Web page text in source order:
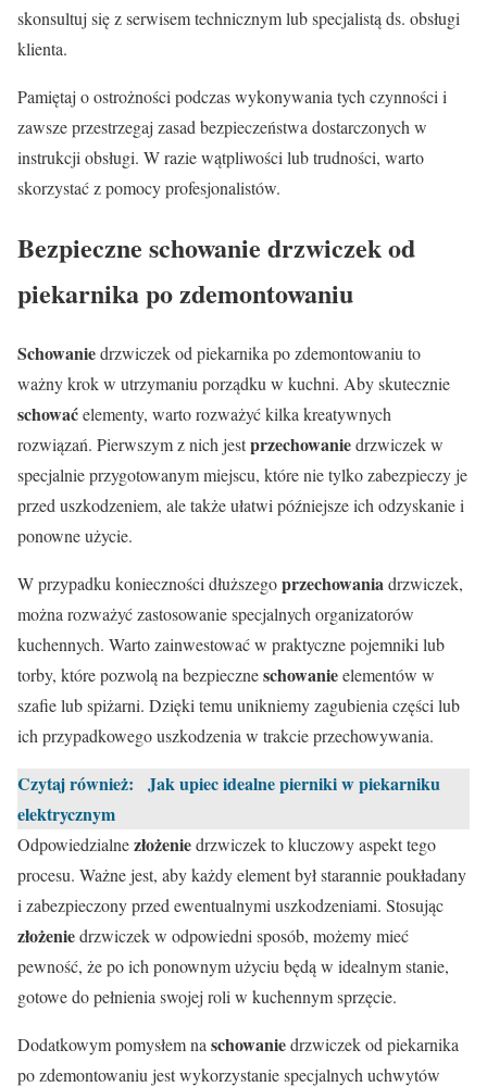
skonsultuj się z serwisem technicznym lub specjalistą ds. obsługi
klienta.
Pamiętaj o ostrożności podczas wykonywania tych czynności i
zawsze przestrzegaj zasad bezpieczeństwa dostarczonych w
instrukcji obsługi. W razie wątpliwości lub trudności, warto
skorzystać z pomocy profesjonalistów.
Bezpieczne schowanie drzwiczek od
piekarnika po zdemontowaniu
Schowaniedrzwiczek od piekarnika po zdemontowaniu to
ważny krok w utrzymaniu porządku w kuchni. Aby skutecznie
schowaćelementy, warto rozważyć kilka kreatywnych
rozwiązań. Pierwszym z nich jestprzechowaniedrzwiczek w
specjalnie przygotowanym miejscu, które nie tylko zabezpieczy je
przed uszkodzeniem, ale także ułatwi późniejsze ich odzyskanie i
ponowne użycie.
W przypadku konieczności dłuższegoprzechowaniadrzwiczek,
można rozważyć zastosowanie specjalnych organizatorów
kuchennych. Warto zainwestować w praktyczne pojemniki lub
torby, które pozwolą na bezpieczneschowanieelementów w
szafie lub spiżarni. Dzięki temu unikniemy zagubienia części lub
ich przypadkowego uszkodzenia w trakcie przechowywania.
Czytaj również:
Jak upiec idealne pierniki w piekarniku
elektrycznym
Odpowiedzialnezłożeniedrzwiczek to kluczowy aspekt tego
procesu. Ważne jest, aby każdy element był starannie poukładany
i zabezpieczony przed ewentualnymi uszkodzeniami. Stosując
złożeniedrzwiczek w odpowiedni sposób, możemy mieć
pewność, że po ich ponownym użyciu będą w idealnym stanie,
gotowe do pełnienia swojej roli w kuchennym sprzęcie.
Dodatkowym pomysłem na schowaniedrzwiczek od piekarnika
po zdemontowaniu jest wykorzystanie specjalnych uchwytów